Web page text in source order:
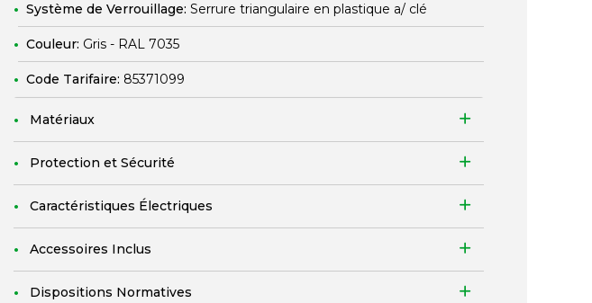
Système de Verrouillage: Serrure triangulaire en plastique a/ clé
Couleur: Gris - RAL 7035
Code Tarifaire: 85371099
Matériaux
Protection et Sécurité
Caractéristiques Électriques
Accessoires Inclus
Dispositions Normatives